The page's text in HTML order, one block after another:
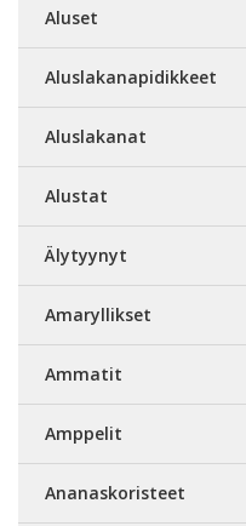
Aluset
Aluslakanapidikkeet
Aluslakanat
Alustat
Älytyynyt
Amaryllikset
Ammatit
Amppelit
Ananaskoristeet